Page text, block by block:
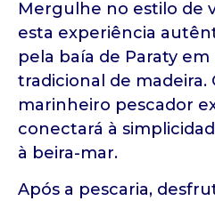
Mergulhe no estilo de
esta experiência
pela baía de Paraty
tradicional de madeira.
marinheiro pescador
conectará à
à beira-mar.
Após a pescaria,